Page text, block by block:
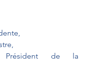
Président de la